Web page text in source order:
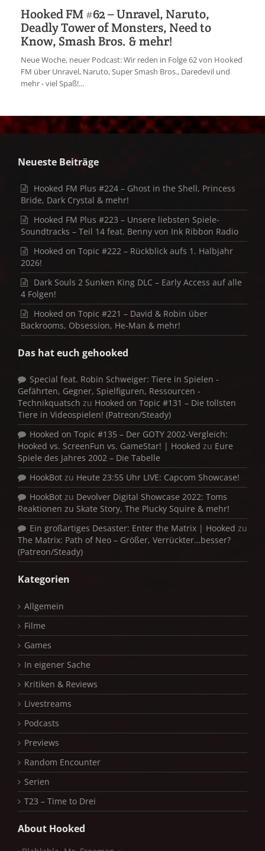
Hooked FM #62 – Unravel, Naruto,
Deadly Tower of Monsters, Need to
Know, Smash Bros. & mehr!
Neue Woche, neuer Podcast: Wir reden in Folge 62 von Hooked
FM über Unravel, Naruto, Super Smash Bros., Daredevil und
mehr - viel Spaß!...
Neueste Beiträge
Hooked FM Plus #224 – Ghost in the Shell, Princess
Bride, Dark Crystal & mehr!
Hooked FM Plus #223 – Unsere liebsten Spiele-
Soundtracks – Teil 14 feat. Benny von Ink Ribbon Radio
Hooked on Topic #222 – Rückblick aufs 1. Halbjahr
2026!
Dark Souls 2 Sunken King DLC – Early Access auf alle
4 Folgen!
Hooked on Topic #221 – David & Robin über
Backrooms, Obsession, He-Man & mehr!
Das hat euch gehooked
Special feat. Robin Schweiger: Tiere in Spielen -
Gefährten, Gegner, Spielfiguren, Ressourcen -
Technikquatsch zu Hooked on Topic #131 – Die tollsten
Tiere in Videospielen! (Patreon/Steady)
Hooked on Topic #135 – Der GOTY 2002-Vergleich:
Hooked vs. ScreenFun vs. GameStar! | Hooked zu Eure
Spiele des Jahres 2002 – Die Tabelle
HookBot zu Heute 23:55 Uhr LIVE: Capcom Showcase!
HookBot zu Devolver Digital Showcase 2022: Toms
Reaktionen zu Skate Story, The Plucky Squire & mehr!
Ein großartiges Desaster: Enter the Matrix | Hooked zu
The Matrix: Path of Neo – Größer, Verrückter…besser?
(Patreon/Steady)
Kategorien
Allgemein
Filme
Games
In eigener Sache
Kritiken & Reviews
Livestreams
Podcasts
Previews
Random Encounter
Serien
T23 – Time to Drei
About Hooked